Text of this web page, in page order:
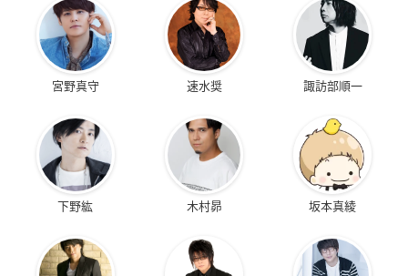
宮野真守 速水奨 諏訪部順一
下野紘 木村昴 坂本真綾